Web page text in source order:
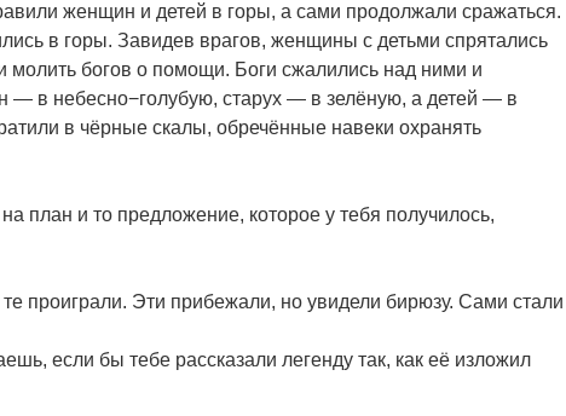
женщин и детей в горы, а сами продолжали сражаться.
в горы. Завидев врагов, женщины с детьми спрятались
богов о помощи. Боги сжалились над ними и
— в небесно−голубую, старух — в зелёную, а детей — в
в чёрные скалы, обречённые навеки охранять
план и то предложение, которое у тебя получилось,
проиграли. Эти прибежали, но увидели бирюзу. Сами стали
если бы тебе рассказали легенду так, как её изложил